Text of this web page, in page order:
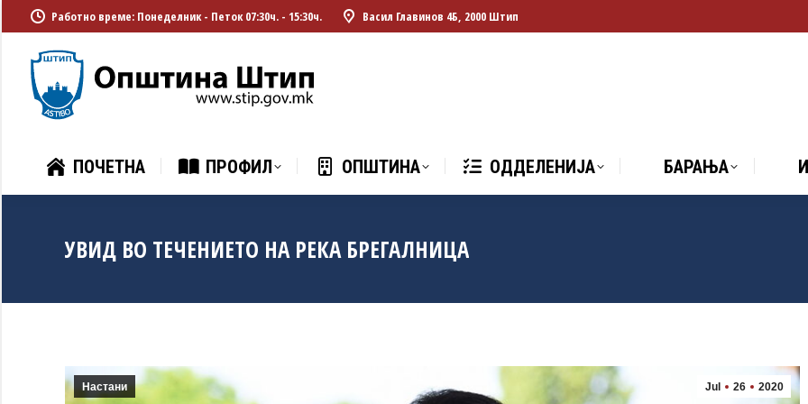
Работно време: Понеделник - Петок 07:30ч. - 15:30ч. Васил Главинов 4Б, 2000 Штип
ПОЧЕТНА ПРОФИЛ ОПШТИНА ОДДЕЛЕНИЈА БАРАЊА
УВИД ВО ТЕЧЕНИЕТО НА РЕКА БРЕГАЛНИЦА
Jul 26 2020
Настани
ПОЧЕТНА ПРОФИЛ ОПШТИНА ОДДЕЛЕНИЈА БАРАЊА